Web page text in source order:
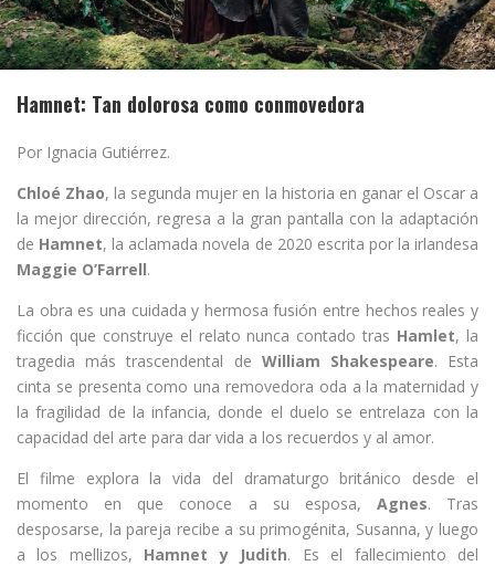
Hamnet: Tan dolorosa como conmovedora
Por Ignacia Gutiérrez.
Chloé Zhao, la segunda mujer en la historia en ganar el Oscar a
la mejor dirección, regresa a la gran pantalla con la adaptación
de Hamnet, la aclamada novela de 2020 escrita por la irlandesa
Maggie O’Farrell.
La obra es una cuidada y hermosa fusión entre hechos reales y
ficción que construye el relato nunca contado tras Hamlet, la
tragedia más trascendental de William Shakespeare. Esta
cinta se presenta como una removedora oda a la maternidad y
la fragilidad de la infancia, donde el duelo se entrelaza con la
capacidad del arte para dar vida a los recuerdos y al amor.
El filme explora la vida del dramaturgo británico desde el
momento en que conoce a su esposa, Agnes. Tras
desposarse, la pareja recibe a su primogénita, Susanna, y luego
a los mellizos, Hamnet y Judith. Es el fallecimiento del